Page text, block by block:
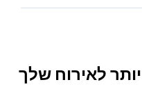
לאירוח שלך